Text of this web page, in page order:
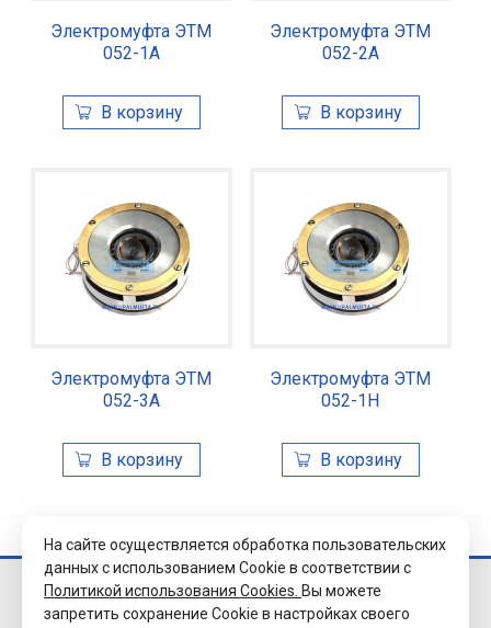
Электромуфта ЭТМ
052-1А
Электромуфта ЭТМ
052-2А
Электромуфта ЭТМ
052-3А
Электромуфта ЭТМ
052-1Н
© 2026 Завод
«Уралэлектромуфта»
На сайте осуществляется обработка пользовательских
данных с использованием Cookie в соответствии с
Политикой использования Cookies. Вы можете
запретить сохранение Cookie в настройках своего